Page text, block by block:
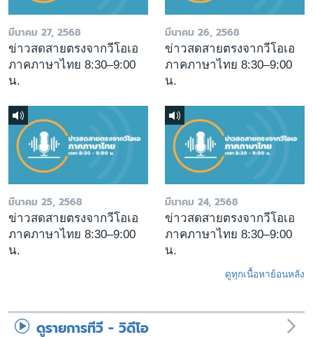
มีนาคม 27, 2568
ข่าวสดสายตรงจากวีโอเอ
ภาคภาษาไทย 8:30–9:00
น.
มีนาคม 26, 2568
ข่าวสดสายตรงจากวีโอเอ
ภาคภาษาไทย 8:30–9:00
น.
มีนาคม 25, 2568
ข่าวสดสายตรงจากวีโอเอ
ภาคภาษาไทย 8:30–9:00
น.
มีนาคม 24, 2568
ข่าวสดสายตรงจากวีโอเอ
ภาคภาษาไทย 8:30–9:00
น.
ดูทุกเนื้อหาย้อนหลัง
ดูรายการทีวี - วิดีโอ